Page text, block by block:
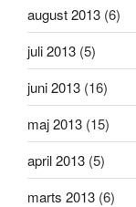
august 2013 (6)
juli 2013 (5)
juni 2013 (16)
maj 2013 (15)
april 2013 (5)
marts 2013 (6)